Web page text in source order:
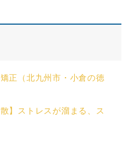
正（北九州市・小倉の徳
】ストレスが溜まる、ス